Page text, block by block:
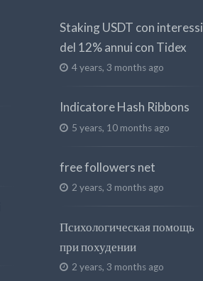
Staking USDT con interessi
del 12% annui con Tidex
4 years, 3 months ago
Indicatore Hash Ribbons
5 years, 10 months ago
free followers net
2 years, 3 months ago
Психологическая помощь
при похудении
2 years, 3 months ago